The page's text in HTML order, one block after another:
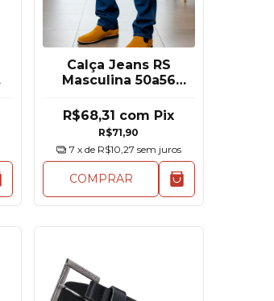
Calça Jeans RS
Masculina 50a56
R$71,90
R$68,31 com Pix
7 x de R$10,27 sem juros
COMPRAR